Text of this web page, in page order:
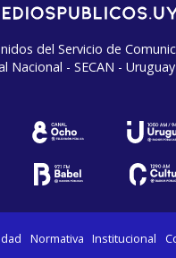
del Servicio de
Nacional - SECAN - Uruguay
Normativa Institucional